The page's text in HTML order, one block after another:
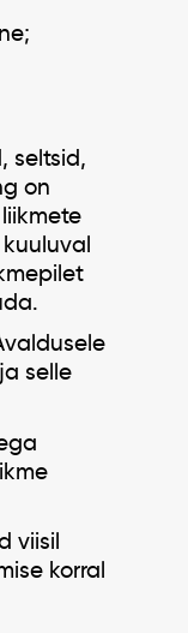
seltsid,
on
selle
viisil
korral